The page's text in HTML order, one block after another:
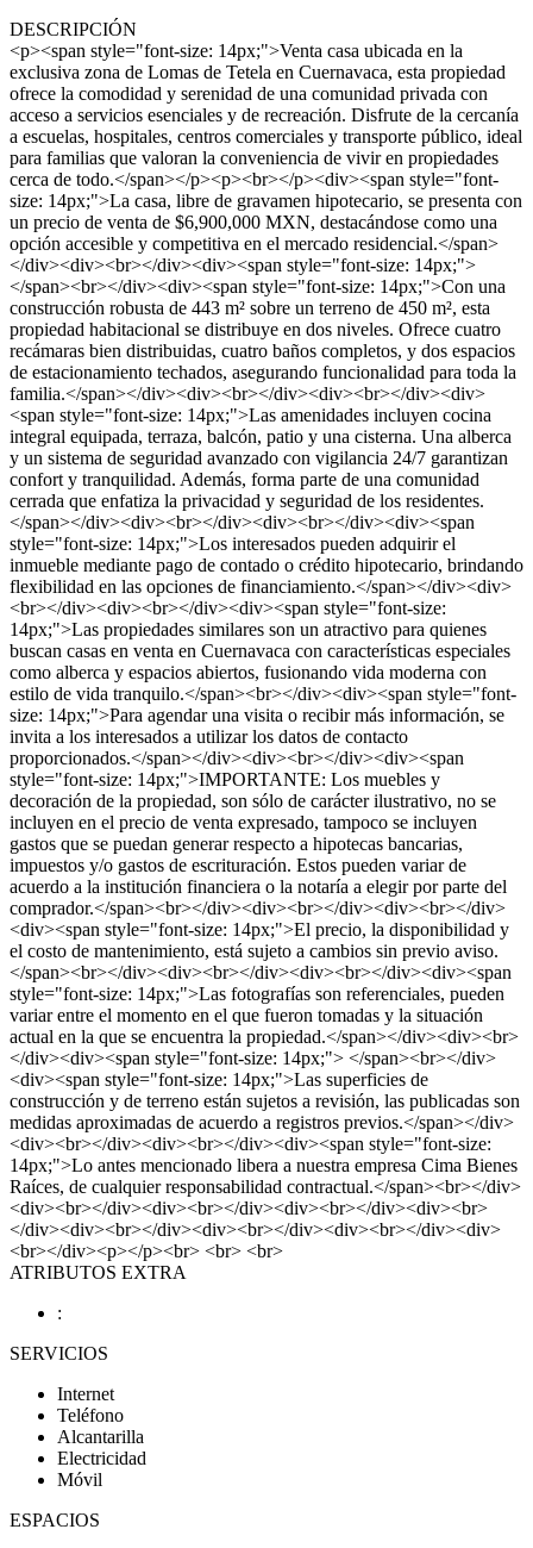
DESCRIPCIÓN
<p><span style="font-size: 14px;">Venta casa ubicada en la
exclusiva zona de Lomas de Tetela en Cuernavaca, esta propiedad
ofrece la comodidad y serenidad de una comunidad privada con
acceso a servicios esenciales y de recreación. Disfrute de la cercanía
a escuelas, hospitales, centros comerciales y transporte público, ideal
para familias que valoran la conveniencia de vivir en propiedades
cerca de todo.</span></p><p><br></p><div><span style="font-
size: 14px;">La casa, libre de gravamen hipotecario, se presenta con
un precio de venta de $6,900,000 MXN, destacándose como una
opción accesible y competitiva en el mercado residencial.</span>
</div><div><br></div><div><span style="font-size: 14px;">
</span><br></div><div><span style="font-size: 14px;">Con una
construcción robusta de 443 m² sobre un terreno de 450 m², esta
propiedad habitacional se distribuye en dos niveles. Ofrece cuatro
recámaras bien distribuidas, cuatro baños completos, y dos espacios
de estacionamiento techados, asegurando funcionalidad para toda la
familia.</span></div><div><br></div><div><br></div><div>
<span style="font-size: 14px;">Las amenidades incluyen cocina
integral equipada, terraza, balcón, patio y una cisterna. Una alberca
y un sistema de seguridad avanzado con vigilancia 24/7 garantizan
confort y tranquilidad. Además, forma parte de una comunidad
cerrada que enfatiza la privacidad y seguridad de los residentes.
</span></div><div><br></div><div><br></div><div><span
style="font-size: 14px;">Los interesados pueden adquirir el
inmueble mediante pago de contado o crédito hipotecario, brindando
flexibilidad en las opciones de financiamiento.</span></div><div>
<br></div><div><br></div><div><span style="font-size:
14px;">Las propiedades similares son un atractivo para quienes
buscan casas en venta en Cuernavaca con características especiales
como alberca y espacios abiertos, fusionando vida moderna con
estilo de vida tranquilo.</span><br></div><div><span style="font-
size: 14px;">Para agendar una visita o recibir más información, se
invita a los interesados a utilizar los datos de contacto
proporcionados.</span></div><div><br></div><div><span
style="font-size: 14px;">IMPORTANTE: Los muebles y
decoración de la propiedad, son sólo de carácter ilustrativo, no se
incluyen en el precio de venta expresado, tampoco se incluyen
gastos que se puedan generar respecto a hipotecas bancarias,
impuestos y/o gastos de escrituración. Estos pueden variar de
acuerdo a la institución financiera o la notaría a elegir por parte del
comprador.</span><br></div><div><br></div><div><br></div>
<div><span style="font-size: 14px;">El precio, la disponibilidad y
el costo de mantenimiento, está sujeto a cambios sin previo aviso.
</span><br></div><div><br></div><div><br></div><div><span
style="font-size: 14px;">Las fotografías son referenciales, pueden
variar entre el momento en el que fueron tomadas y la situación
actual en la que se encuentra la propiedad.</span></div><div><br>
</div><div><span style="font-size: 14px;"> </span><br></div>
<div><span style="font-size: 14px;">Las superficies de
construcción y de terreno están sujetos a revisión, las publicadas son
medidas aproximadas de acuerdo a registros previos.</span></div>
<div><br></div><div><br></div><div><span style="font-size:
14px;">Lo antes mencionado libera a nuestra empresa Cima Bienes
Raíces, de cualquier responsabilidad contractual.</span><br></div>
<div><br></div><div><br></div><div><br></div><div><br>
</div><div><br></div><div><br></div><div><br></div><div>
<br></div><p></p><br> <br> <br>
ATRIBUTOS EXTRA
:
SERVICIOS
Internet
Teléfono
Alcantarilla
Electricidad
Móvil
ESPACIOS